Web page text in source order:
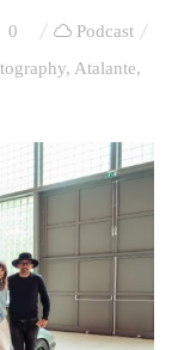
0
Podcast
, Atalante,